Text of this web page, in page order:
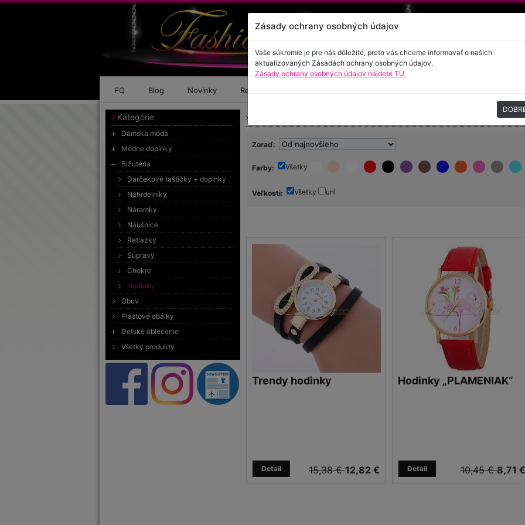
FQ Blog Novinky Referencie
Kategórie
Dámska móda
Módne doplnky
Bižutéria
Darčekové taštičky + doplnky
Náhrdelníky
Náramky
Náušnice
Retiazky
Súpravy
Chokre
Hodinky
Obuv
Plastové obálky
Detské oblečenie
Všetky produkty
Zoraď:
Farby: Všetky
Veľkosti: Všetky uni
Trendy hodinky
15,38 €12,82 €
Detail
Hodinky „PLAMENIAK“
10,45 €8,71 €
Detail
Zásady ochrany osobných údajov
Vaše súkromie je pre nás dôležité, preto vás chceme informovať o našich
aktualizovaných Zásadách ochrany osobných údajov.
Zásady ochrany osobných údajov nájdete TU.